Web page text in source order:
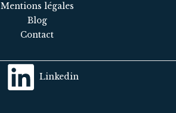
Mentions légales
Blog
Contact
Linkedin